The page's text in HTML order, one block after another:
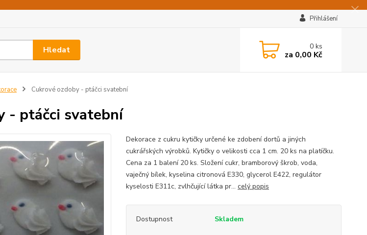
Přihlášení
Hledat 0ks
za 0,00 Kč
Cukrové ozdoby - ptáčci svatební
- ptáčci svatební
Dekorace z cukru kytičky určené ke zdobení dortů a jiných
cukrářských výrobků. Kytičky o velikosti cca 1 cm. 20 ks na platíčku.
Cena za 1 balení 20 ks. Složení cukr, bramborový škrob, voda,
vaječný bílek, kyselina citronová E330, glycerol E422, regulátor
kyselosti E311c, zvlhčující látka pr... celý popis
Dostupnost Skladem